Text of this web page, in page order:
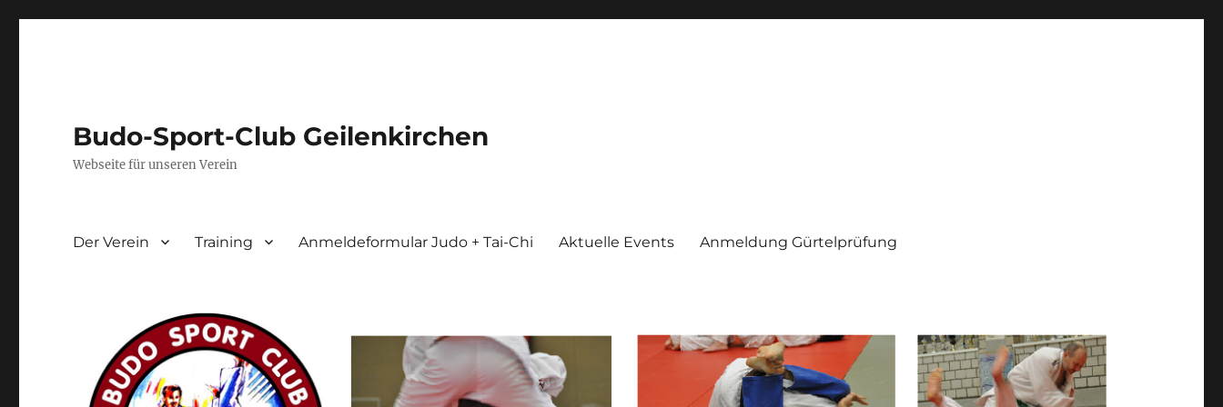
Budo-Sport-Club Geilenkirchen
Webseite für unseren Verein
Der Verein Training Anmeldeformular Judo + Tai-Chi Aktuelle Events Anmeldung Gürtelprüfung